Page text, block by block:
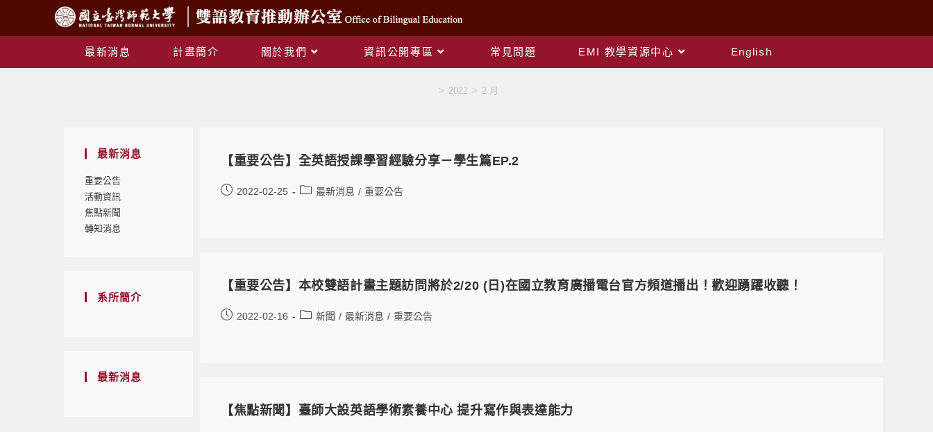
最新消息 計畫簡介 關於我們 資訊公開專區 常見問題 EMI 教學資源中心 English
> 2022 > 2 月
最新消息
重要公告
活動資訊
焦點新聞
轉知消息
系所簡介
最新消息
【重要公告】全英語授課學習經驗分享－學生篇EP.2
2022-02-25 最新消息 / 重要公告
【重要公告】本校雙語計畫主題訪問將於2/20 (日)在國立教育廣播電台官方頻道播出！歡迎踴躍收聽！
2022-02-16 新聞 / 最新消息 / 重要公告
【焦點新聞】臺師大設英語學術素養中心 提升寫作與表達能力